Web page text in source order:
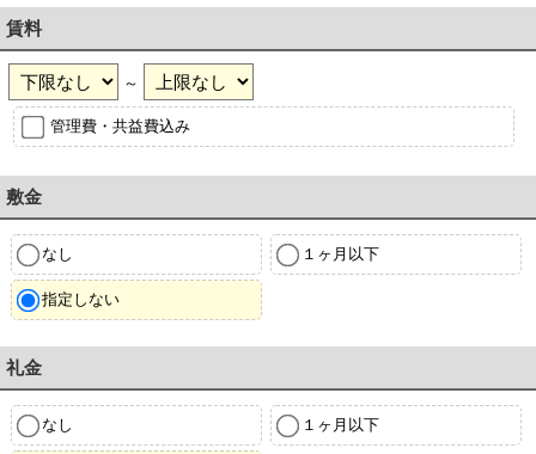
賃料
～
管理費・共益費込み
敷金
なし １ヶ月以下
指定しない
礼金
なし １ヶ月以下